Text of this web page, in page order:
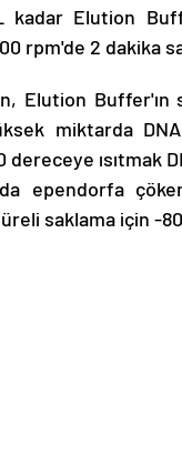
kadar Elution
rpm'de 2 dakika
Elution
miktarda
ısıtmak
ependorfa
saklama için -